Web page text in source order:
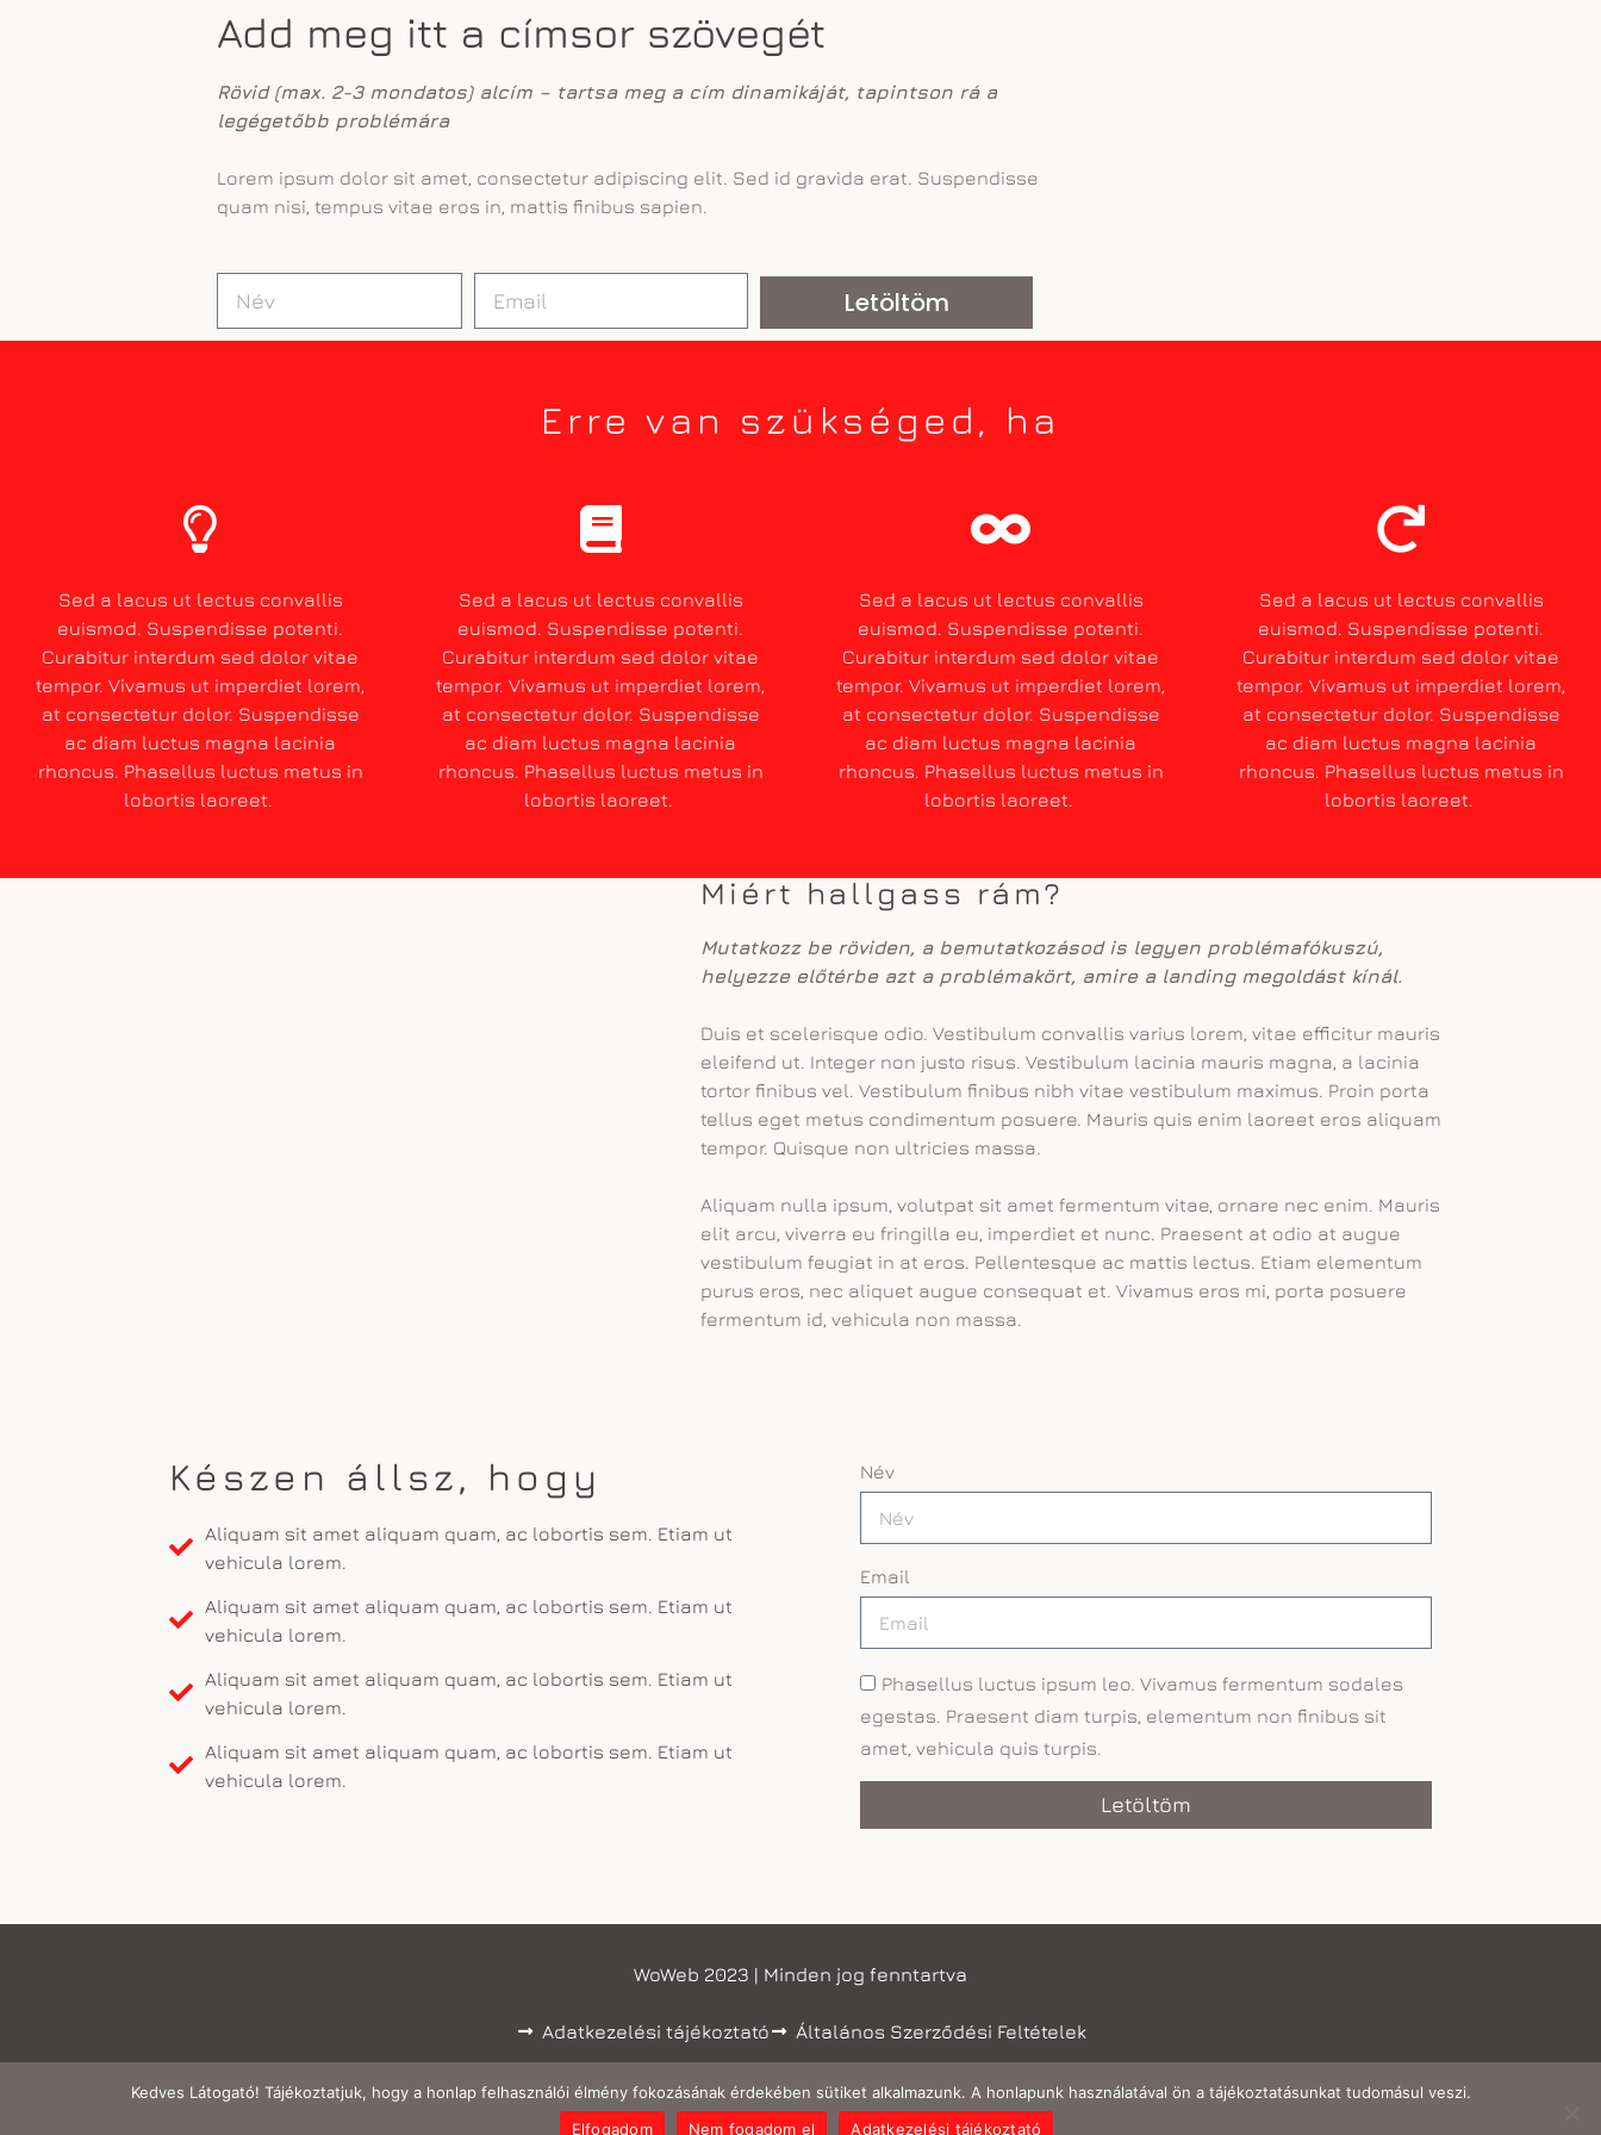
Add meg itt a címsor szövegét
Rövid (max. 2-3 mondatos) alcím – tartsa meg a cím dinamikáját, tapintson rá a
legégetőbb problémára
Lorem ipsum dolor sit amet, consectetur adipiscing elit. Sed id gravida erat. Suspendisse
quam nisi, tempus vitae eros in, mattis finibus sapien.
Letöltöm
Erre van szükséged, ha
Sed a lacus ut lectus convallis
euismod. Suspendisse potenti.
Curabitur interdum sed dolor vitae
tempor. Vivamus ut imperdiet lorem,
at consectetur dolor. Suspendisse
ac diam luctus magna lacinia
rhoncus. Phasellus luctus metus in
lobortis laoreet.
Sed a lacus ut lectus convallis
euismod. Suspendisse potenti.
Curabitur interdum sed dolor vitae
tempor. Vivamus ut imperdiet lorem,
at consectetur dolor. Suspendisse
ac diam luctus magna lacinia
rhoncus. Phasellus luctus metus in
lobortis laoreet.
Sed a lacus ut lectus convallis
euismod. Suspendisse potenti.
Curabitur interdum sed dolor vitae
tempor. Vivamus ut imperdiet lorem,
at consectetur dolor. Suspendisse
ac diam luctus magna lacinia
rhoncus. Phasellus luctus metus in
lobortis laoreet.
Sed a lacus ut lectus convallis
euismod. Suspendisse potenti.
Curabitur interdum sed dolor vitae
tempor. Vivamus ut imperdiet lorem,
at consectetur dolor. Suspendisse
ac diam luctus magna lacinia
rhoncus. Phasellus luctus metus in
lobortis laoreet.
Miért hallgass rám?
Mutatkozz be röviden, a bemutatkozásod is legyen problémafókuszú,
helyezze előtérbe azt a problémakört, amire a landing megoldást kínál.
Duis et scelerisque odio. Vestibulum convallis varius lorem, vitae efficitur mauris
eleifend ut. Integer non justo risus. Vestibulum lacinia mauris magna, a lacinia
tortor finibus vel. Vestibulum finibus nibh vitae vestibulum maximus. Proin porta
tellus eget metus condimentum posuere. Mauris quis enim laoreet eros aliquam
tempor. Quisque non ultricies massa.
Aliquam nulla ipsum, volutpat sit amet fermentum vitae, ornare nec enim. Mauris
elit arcu, viverra eu fringilla eu, imperdiet et nunc. Praesent at odio at augue
vestibulum feugiat in at eros. Pellentesque ac mattis lectus. Etiam elementum
purus eros, nec aliquet augue consequat et. Vivamus eros mi, porta posuere
fermentum id, vehicula non massa.
Készen állsz, hogy
Aliquam sit amet aliquam quam, ac lobortis sem. Etiam ut
vehicula lorem.
Aliquam sit amet aliquam quam, ac lobortis sem. Etiam ut
vehicula lorem.
Aliquam sit amet aliquam quam, ac lobortis sem. Etiam ut
vehicula lorem.
Aliquam sit amet aliquam quam, ac lobortis sem. Etiam ut
vehicula lorem.
Név
Email
Phasellus luctus ipsum leo. Vivamus fermentum sodales
egestas. Praesent diam turpis, elementum non finibus sit
amet, vehicula quis turpis.
Letöltöm
WoWeb 2023 | Minden jog fenntartva
Adatkezelési tájékoztató Általános Szerződési Feltételek
Kedves Látogató! Tájékoztatjuk, hogy a honlap felhasználói élmény fokozásának érdekében sütiket alkalmazunk. A honlapunk használatával ön a tájékoztatásunkat tudomásul veszi.
Elfogadom
Nem fogadom el Adatkezelési tájékoztató